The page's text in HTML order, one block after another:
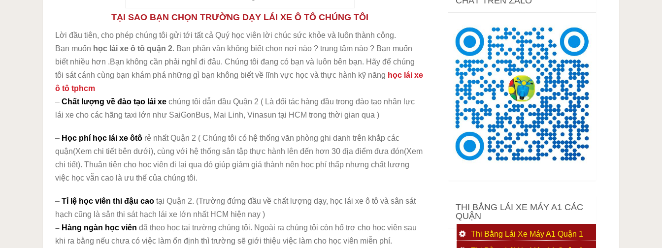
TẠI SAO BẠN CHỌN TRƯỜNG DẠY LÁI XE Ô TÔ CHÚNG TÔI
Lời đầu tiên, cho phép chúng tôi gửi tới tất cả Quý học viên lời chúc sức khỏe và luôn thành công.
Bạn muốn học lái xe ô tô quận 2. Bạn phân vân không biết chọn nơi nào ? trung tâm nào ? Bạn muốn
biết nhiều hơn .Bạn không cần phải nghỉ đi đâu. Chúng tôi đang có bạn và luôn bên bạn. Hãy để chúng
tôi sát cánh cùng bạn khám phá những gì bạn không biết về lĩnh vực học và thực hành kỹ năng học lái xe
ô tô tphcm
– Chất lượng về đào tạo lái xe chúng tôi dẫn đầu Quận 2 ( Là đối tác hàng đầu trong đào tạo nhân lực
lái xe cho các hãng taxi lớn như SaiGonBus, Mai Linh, Vinasun tại HCM trong thời gian qua )
– Học phí học lái xe ôtô rẻ nhất Quận 2 ( Chúng tôi có hệ thống văn phòng ghi danh trên khắp các
quận(Xem chi tiết bên dưới), cùng với hệ thống sân tập thực hành lên đến hơn 30 địa điểm đưa đón(Xem
chi tiết). Thuận tiện cho học viên đi lại qua đó giúp giảm giá thành nên học phí thấp nhưng chất lượng
việc học vẫn cao là ưu thế của chúng tôi.
– Tỉ lệ học viên thi đậu cao tại Quận 2. (Trường đứng đầu về chất lượng dạy, học lái xe ô tô và sân sát
hạch cũng là sân thi sát hạch lái xe lớn nhất HCM hiện nay )
– Hàng ngàn học viên đã theo học tại trường chúng tôi. Ngoài ra chúng tôi còn hổ trợ cho học viên sau
khi ra bằng nếu chưa có việc làm ổn định thì trường sẽ giới thiệu việc làm cho học viên miễn phí.
THI BẰNG LÁI XE MÁY A1 CÁC
QUẬN
Thi Bằng Lái Xe Máy A1 Quận 1